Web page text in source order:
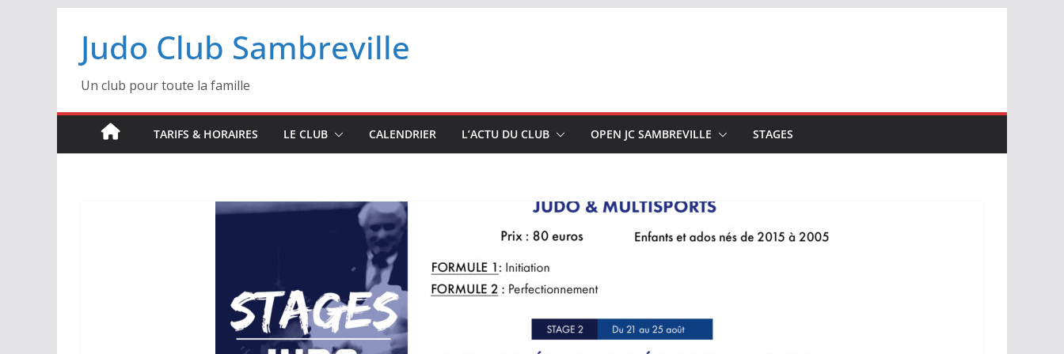
contenu
Judo Club Sambreville
Un club pour toute la famille
TARIFS & HORAIRES LE CLUB CALENDRIER L’ACTU DU CLUB OPEN JC SAMBREVILLE STAGES